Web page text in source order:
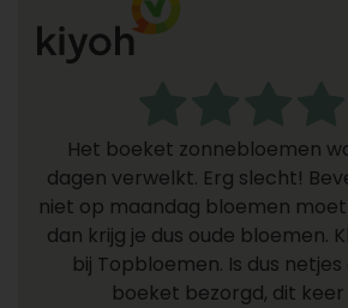
Het boeket zonnebloemen
dagen verwelkt. Erg slecht!
niet op maandag bloemen
dan krijg je dus oude bloemen.
bij Topbloemen. Is dus
boeket bezorgd, dit